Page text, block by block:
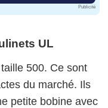
Publicité
UL
500. Ce sont
du marché. Ils
petite bobine avec